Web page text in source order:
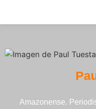
Amazonense.